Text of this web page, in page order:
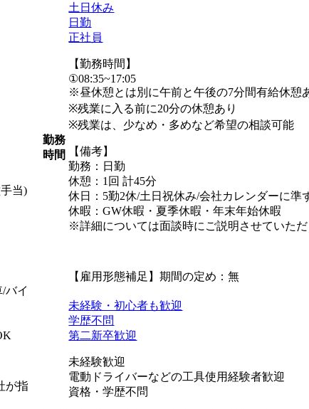
当)
バイ
が指
勤務
時間
土日休み
日勤
正社員
【勤務時間】
①08:35~17:05
※昼休憩とは別に午前と午後の7分間有給休憩
※残業に入る前に20分の休憩あり
※残業は、少なめ・多めなど希望の相談可能
【備考】
勤務：日勤
休憩：1回 計45分
休日：5勤2休/土日祝休み/会社カレンダーに準
休暇：GW休暇・夏季休暇・年末年始休暇
※詳細については面談時にご説明させていただ
【雇用形態補足】期間の定め：無
未経験・初心者も歓迎
学歴不問
第二新卒歓迎
未経験歓迎
電動ドライバーなどの工具使用経験者歓迎
資格・学歴不問